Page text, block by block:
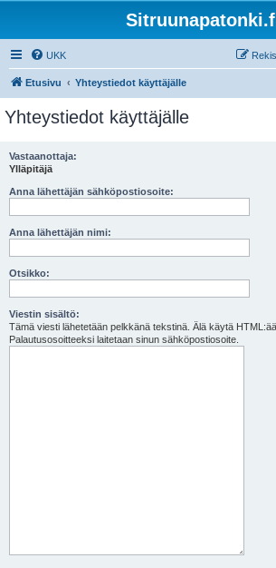
UKK
Etusivu Yhteystiedot käyttäjälle
Yhteystiedot käyttäjälle
Vastaanottaja:
Ylläpitäjä
Anna lähettäjän sähköpostiosoite:
Anna lähettäjän nimi:
Otsikko:
Viestin sisältö:
Tämä viesti lähetetään pelkkänä tekstinä. Älä käytä
Palautusosoitteeksi laitetaan sinun sähköpostiosoite.